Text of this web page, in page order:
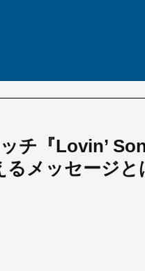
チ『Lovin’
るメッセージと